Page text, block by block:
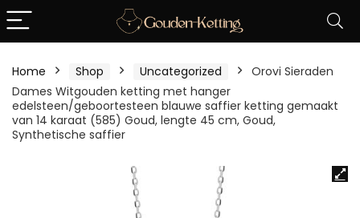
Home Shop Uncategorized
Orovi Sieraden
Dames Witgouden ketting met hanger
edelsteen/geboortesteen blauwe saffier ketting gemaakt
van 14 karaat (585) Goud, lengte 45 cm, Goud,
Synthetische saffier